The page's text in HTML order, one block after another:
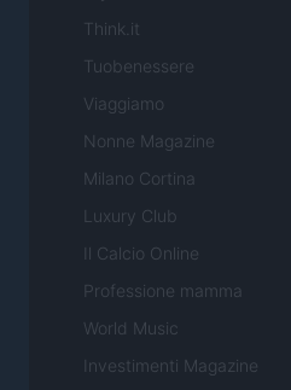
Think.it
Tuobenessere
Viaggiamo
Nonne Magazine
Milano Cortina
Luxury Club
Il Calcio Online
Professione mamma
World Music
Investimenti Magazine